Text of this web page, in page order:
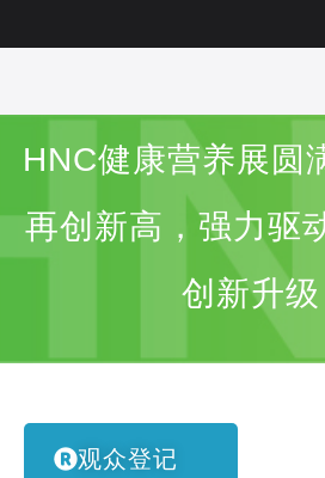
HNC健康营养展圆
再创新高，强力驱
创新升级
观众登记